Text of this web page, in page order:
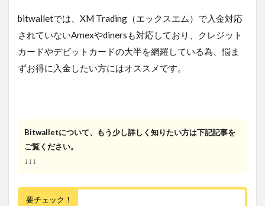
bitwalletでは、XM Trading（エックスエム）で入金対応
されていないAmexやdinersも対応しており、クレジット
カードやデビットカードの大半を網羅している為、悩ま
ずお得に入金したい方にはオススメです。
Bitwalletについて、もう少し詳しく知りたい方は下記記事を
ご覧ください。
↓↓↓
要チェック！